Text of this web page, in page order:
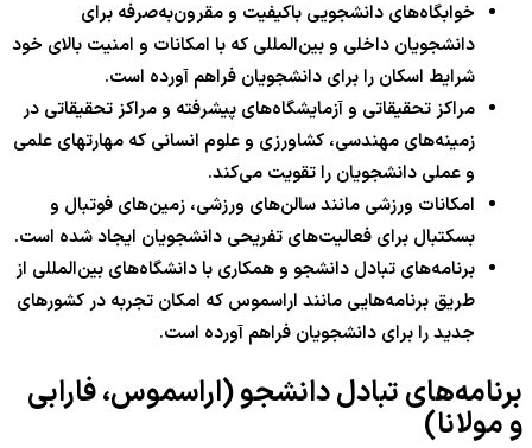
خوابگاه‌های دانشجویی باکیفیت و مقرون‌به‌صرفه برای
دانشجویان داخلی و بین‌المللی که با امکانات و امنیت بالای خود
شرایط اسکان را برای دانشجویان فراهم آورده است.
مراکز تحقیقاتی و آزمایشگاه‌های پیشرفته و مراکز تحقیقاتی در
زمینه‌های مهندسی، کشاورزی و علوم انسانی که مهارتهای علمی
و عملی دانشجویان را تقویت می‌کند.
امکانات ورزشی مانند سالن‌های ورزشی، زمین‌های فوتبال و
بسکتبال برای فعالیت‌های تفریحی دانشجویان ایجاد شده است.
برنامه‌های تبادل دانشجو و همکاری با دانشگاه‌های بین‌المللی از
طریق برنامه‌هایی مانند اراسموس که امکان تجربه در کشورهای
جدید را برای دانشجویان فراهم آورده است.
برنامه‌های تبادل دانشجو (اراسموس، فارابی
و مولانا)